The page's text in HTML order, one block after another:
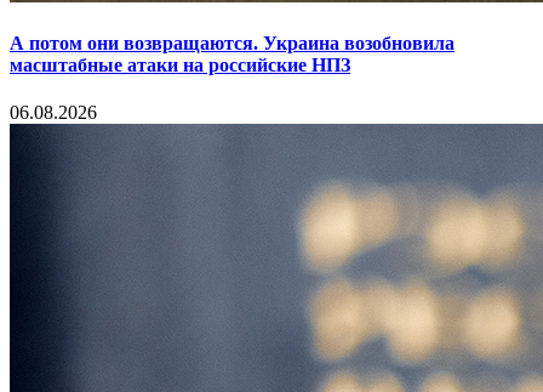
А потом они возвращаются. Украина возобновила
масштабные атаки на российские НПЗ
06.08.2026